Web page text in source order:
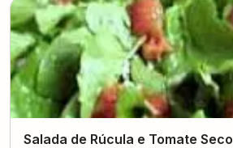
Salada de Rúcula e Tomate Seco